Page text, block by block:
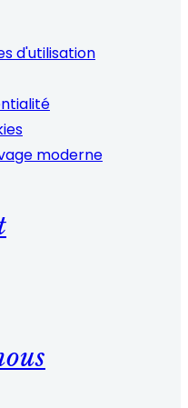
d'utilisation
moderne